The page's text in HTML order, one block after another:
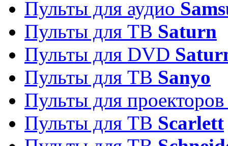
Пульты для аудио
Пульты для ТВ Saturn
Пульты для DVD
Пульты для ТВ Sanyo
Пульты для
Пульты для ТВ Scarlett